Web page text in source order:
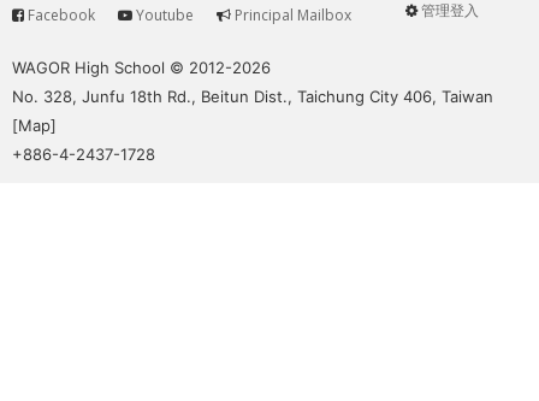
User
管理登入
Service
Facebook Youtube Principal Mailbox
WAGOR High School © 2012-2026
No. 328, Junfu 18th Rd., Beitun Dist., Taichung City 406, Taiwan
[Map]
+886-4-2437-1728